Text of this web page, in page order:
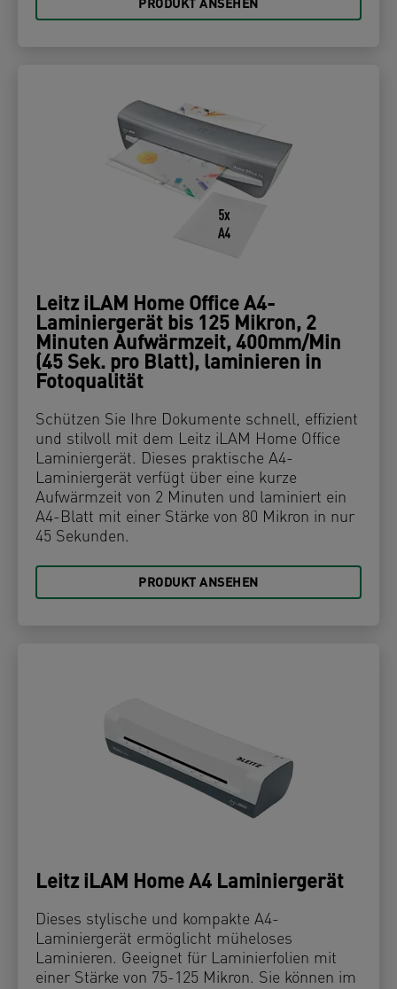
PRODUKT ANSEHEN
Leitz iLAM Home Office A4-
Laminiergerät bis 125 Mikron, 2
Minuten Aufwärmzeit, 400mm/Min
(45 Sek. pro Blatt), laminieren in
Fotoqualität
Schützen Sie Ihre Dokumente schnell, effizient
und stilvoll mit dem Leitz iLAM Home Office
Laminiergerät. Dieses praktische A4-
Laminiergerät verfügt über eine kurze
Aufwärmzeit von 2 Minuten und laminiert ein
A4-Blatt mit einer Stärke von 80 Mikron in nur
45 Sekunden.
PRODUKT ANSEHEN
Leitz iLAM Home A4 Laminiergerät
Dieses stylische und kompakte A4-
Laminiergerät ermöglicht müheloses
Laminieren. Geeignet für Laminierfolien mit
einer Stärke von 75-125 Mikron. Sie können im